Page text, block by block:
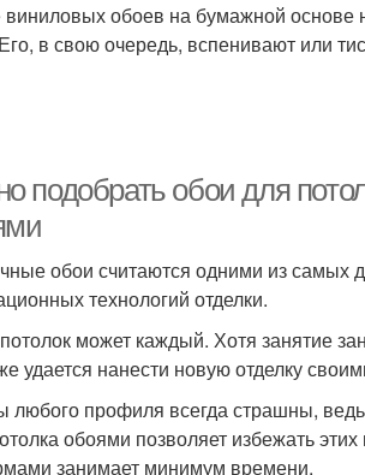
виниловых обоев на бумажной
в свою очередь, вспенивают или
подобрать обои для
обои считаются одними из самых
технологий отделки.
может каждый. Хотя занятие
удается нанести новую отделку
любого профиля всегда страшны,
обоями позволяет избежать
занимает минимум времени.